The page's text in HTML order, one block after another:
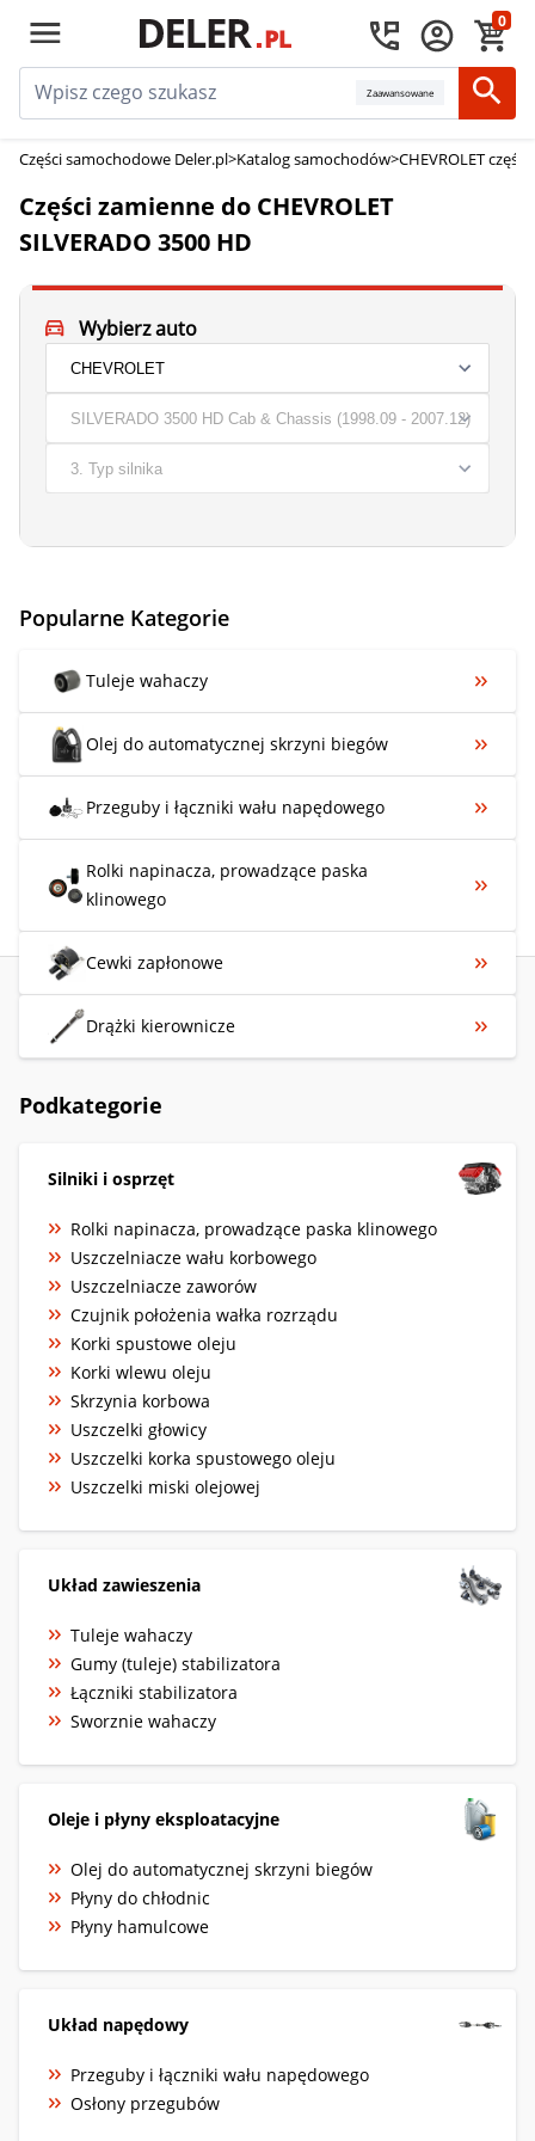
0
Zaawansowane
Części samochodowe Deler.pl>Katalog samochodów>CHEVROLET
Części zamienne do CHEVROLET
SILVERADO 3500 HD
Wybierz auto
Popularne Kategorie
Tuleje wahaczy
Olej do automatycznej skrzyni biegów
Przeguby i łączniki wału napędowego
Rolki napinacza, prowadzące paska
klinowego
Cewki zapłonowe
Drążki kierownicze
Podkategorie
Silniki i osprzęt
Rolki napinacza, prowadzące paska klinowego
Uszczelniacze wału korbowego
Uszczelniacze zaworów
Czujnik położenia wałka rozrządu
Korki spustowe oleju
Korki wlewu oleju
Skrzynia korbowa
Uszczelki głowicy
Uszczelki korka spustowego oleju
Uszczelki miski olejowej
Układ zawieszenia
Tuleje wahaczy
Gumy (tuleje) stabilizatora
Łączniki stabilizatora
Sworznie wahaczy
Oleje i płyny eksploatacyjne
Olej do automatycznej skrzyni biegów
Płyny do chłodnic
Płyny hamulcowe
Układ napędowy
Przeguby i łączniki wału napędowego
Osłony przegubów